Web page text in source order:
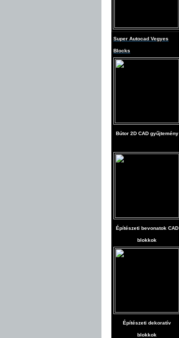
Super Autocad Vegyes
Blocks
Bútor 2D CAD gyűjtemény
Építészeti bevonatok CAD
blokkok
Építészeti dekoratív
blokkok